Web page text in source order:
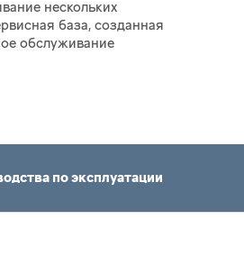
нескольких
база, созданная
обслуживание
по эксплуатации